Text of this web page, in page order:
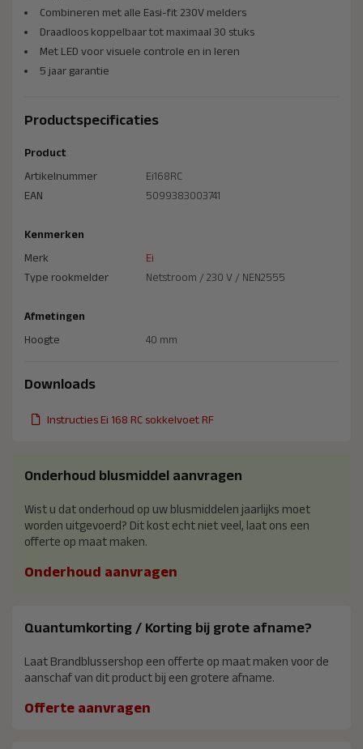
Combineren met alle Easi-fit 230V melders
Draadloos koppelbaar tot maximaal 30 stuks
Met LED voor visuele controle en in leren
5 jaar garantie
Productspecificaties
Product
Artikelnummer
Ei168RC
EAN
5099383003741
Kenmerken
Merk
Ei
Type rookmelder
Netstroom / 230 V / NEN2555
Afmetingen
Hoogte
40 mm
Downloads
Instructies Ei 168 RC sokkelvoet RF
Onderhoud blusmiddel aanvragen
Wist u dat onderhoud op uw blusmiddelen jaarlijks moet
worden uitgevoerd? Dit kost echt niet veel, laat ons een
offerte op maat maken.
Onderhoud aanvragen
Quantumkorting / Korting bij grote afname?
Laat Brandblussershop een offerte op maat maken voor de
aanschaf van dit product bij een grotere afname.
Offerte aanvragen